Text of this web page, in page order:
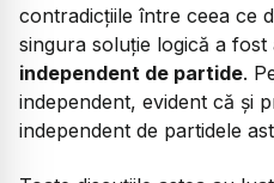
contradicțiile între ceea ce
singura soluție logică a
independent de partide.
independent, evident că și
independent de partidele